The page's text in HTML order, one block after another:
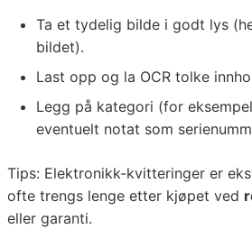
Ta et tydelig bilde i godt lys
bildet).
Last opp og la OCR tolke
Legg på kategori (for
eventuelt notat som
Tips: Elektronikk-kvitteringer er
ofte trengs lenge etter kjøpet ved
eller garanti.